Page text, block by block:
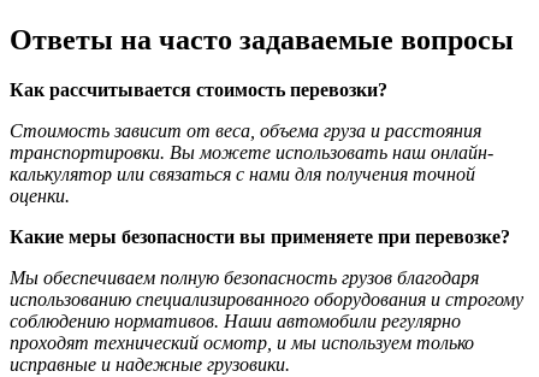
Ответы на часто задаваемые вопросы
Как рассчитывается стоимость перевозки?
Стоимость зависит от веса, объема груза и расстояния
транспортировки. Вы можете использовать наш онлайн-
калькулятор или связаться с нами для получения точной
оценки.
Какие меры безопасности вы применяете при перевозке?
Мы обеспечиваем полную безопасность грузов благодаря
использованию специализированного оборудования и строгому
соблюдению нормативов. Наши автомобили регулярно
проходят технический осмотр, и мы используем только
исправные и надежные грузовики.